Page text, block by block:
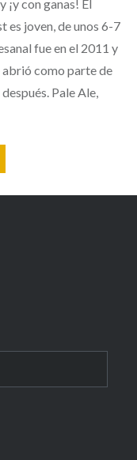
¡y con ganas! El
es joven, de unos 6-7
fue en el 2011 y
abrió como parte de
Pale Ale,